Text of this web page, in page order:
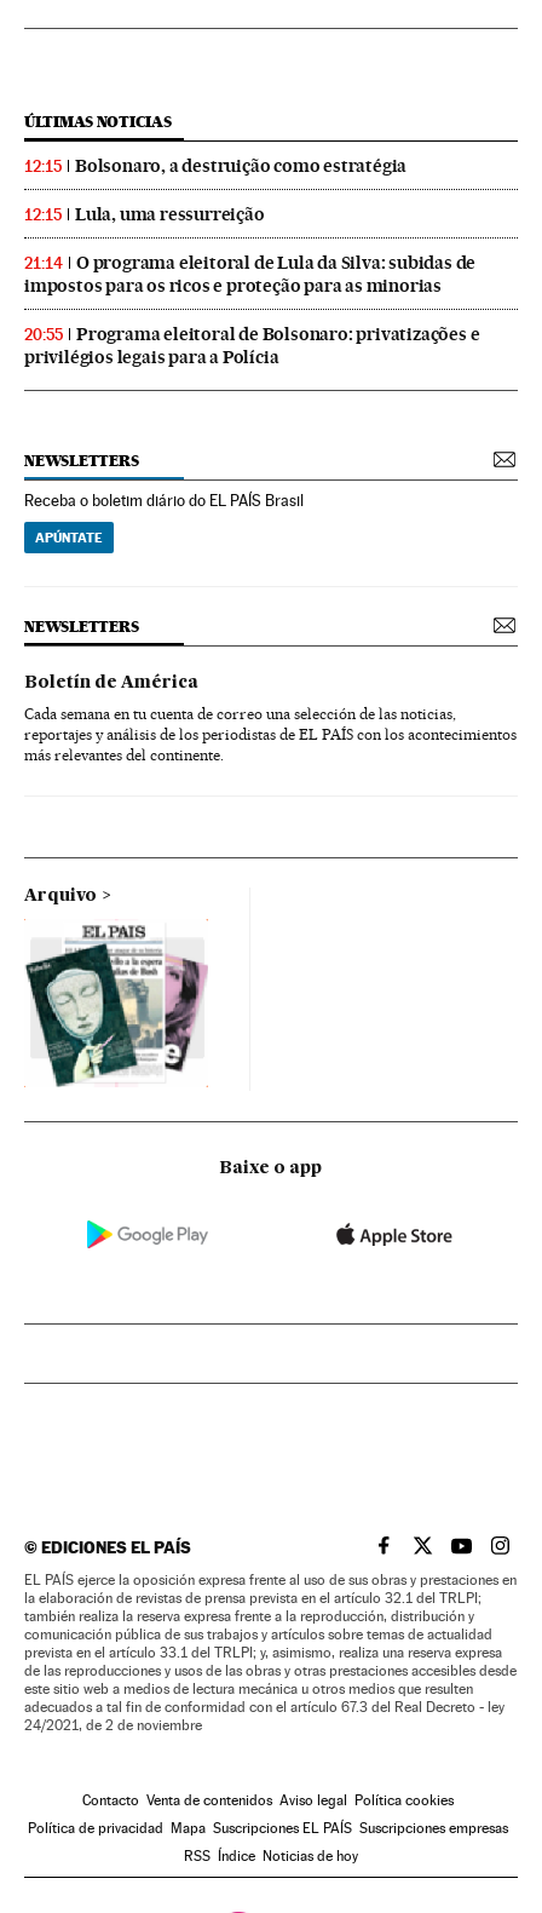
ÚLTIMAS NOTICIAS
12:15 Bolsonaro, a destruição como estratégia
12:15 Lula, uma ressurreição
21:14
O programa eleitoral de Lula da Silva: subidas de
impostos para os ricos e proteção para as minorias
20:55
Programa eleitoral de Bolsonaro: privatizações e
privilégios legais para a Polícia
NEWSLETTERS
Receba o boletim diário do EL PAÍS Brasil
APÚNTATE
NEWSLETTERS
Boletín de América
Cada semana en tu cuenta de correo una selección de las noticias,
reportajes y análisis de los periodistas de EL PAÍS con los acontecimientos
más relevantes del continente.
Arquivo
Baixe o app
©EDICIONES EL PAÍS EL PAÍS BRASIL EN
EL PAÍSEL PAÍS
EL
EL PAÍS ejerce la oposición expresa frente al uso de sus obras y prestaciones en
la elaboración de revistas de prensa prevista en el artículo 32.1 del TRLPI;
también realiza la reserva expresa frente a la reproducción, distribución y
comunicación pública de sus trabajos y artículos sobre temas de actualidad
prevista en el artículo 33.1 del TRLPI; y, asimismo, realiza una reserva expresa
de las reproducciones y usos de las obras y otras prestaciones accesibles desde
este sitio web a medios de lectura mecánica u otros medios que resulten
adecuados a tal fin de conformidad con el artículo 67.3 del Real Decreto - ley
24/2021, de 2 de noviembre
Contacto Venta de contenidos Aviso legal
Política cookies
Política de privacidad
Mapa Suscripciones EL PAÍS Suscripciones empresas
RSS
Índice Noticias de hoy